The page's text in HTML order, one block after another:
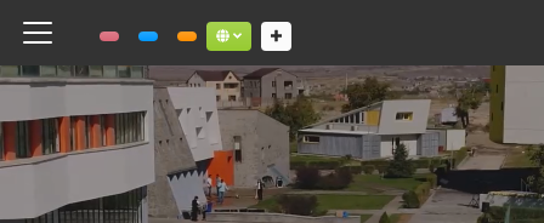
Toggle navigation Social links dropdown button